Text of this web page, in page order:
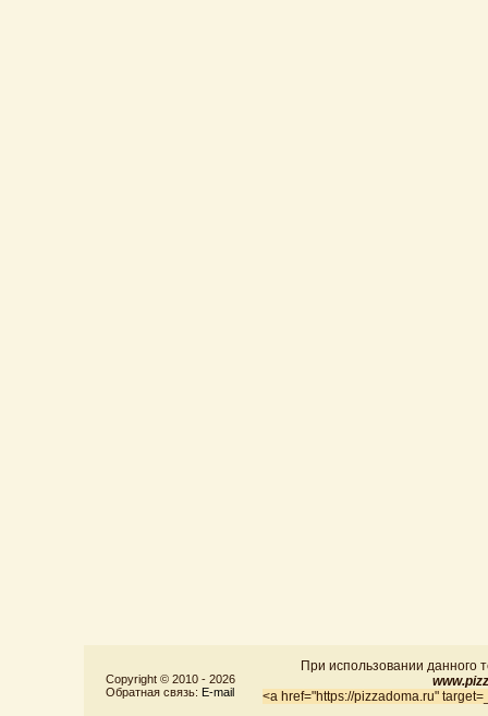
Copyright © 2010 - 2026
Обратная связь: E-mail
При использовании данного
<a href="https://pizzadoma.ru"